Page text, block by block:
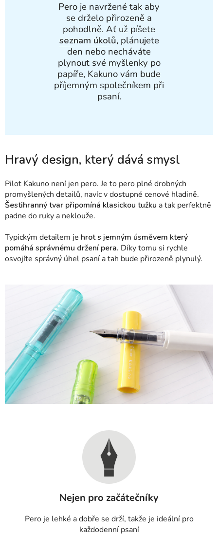
Pero je navržené tak aby
se drželo přirozeně a
pohodlně. Ať už píšete
seznam úkolů, plánujete
den nebo necháváte
plynout své myšlenky po
papíře, Kakuno vám bude
příjemným společníkem při
psaní.
Hravý design, který dává smysl
Pilot Kakuno není jen pero. Je to pero plné drobných
promyšlených detailů, navíc v dostupné cenové hladině.
Šestihranný tvar připomíná klasickou tužku a tak perfektně
padne do ruky a neklouže.
Typickým detailem je hrot s jemným úsměvem který
pomáhá správnému držení pera. Díky tomu si rychle
osvojíte správný úhel psaní a tah bude přirozeně plynulý.
Nejen pro začátečníky
Pero je lehké a dobře se drží, takže je ideální pro
každodenní psaní